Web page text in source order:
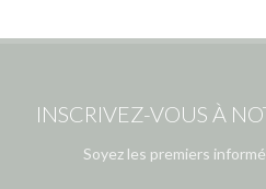
INSCRIVEZ-VOUS À
Soyez les premiers